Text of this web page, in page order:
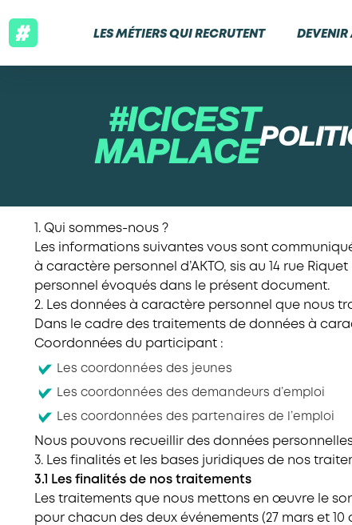
LES MÉTIERS QUI RECRUTENT DEVENIR
#ICICEST
MAPLACE
1. Qui sommes-nous ?
Les informations suivantes vous sont
à caractère personnel d’AKTO, sis au 14 rue
personnel évoqués dans le présent document.
2. Les données à caractère personnel que nous
Dans le cadre des traitements de données à
Coordonnées du participant :
Les coordonnées des jeunes
Les coordonnées des demandeurs d’emploi
Les coordonnées des partenaires de l’emploi
Nous pouvons recueillir des données
3. Les finalités et les bases juridiques de nos
3.1 Les finalités de nos traitements
Les traitements que nous mettons en œuvre le
pour chacun des deux événements (27 mars et 10